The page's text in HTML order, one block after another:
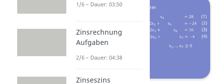
1/6 – Dauer: 03:50
Zinsrechnung
Aufgaben
2/6 – Dauer: 04:38
Zinseszins